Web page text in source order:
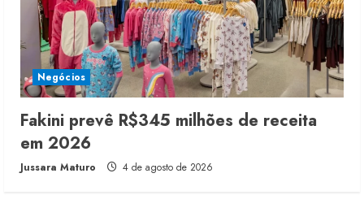
Negócios
Fakini prevê R$345 milhões de receita
em 2026
Jussara Maturo 4 de agosto de 2026